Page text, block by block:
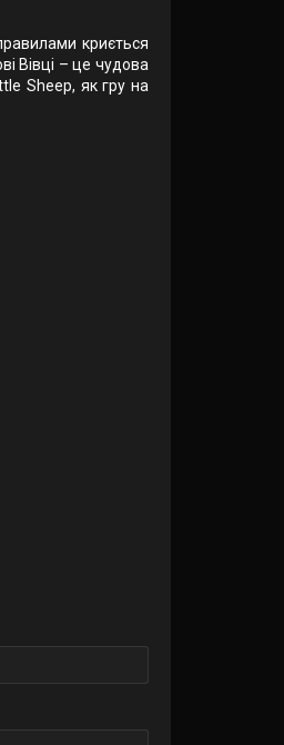
криється
Вівці – це чудова
Sheep, як гру на